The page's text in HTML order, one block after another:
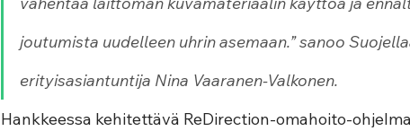
joutumista uudelleen uhrin asemaan.” sanoo
erityisasiantuntija Nina Vaaranen-Valkonen.
Hankkeessa kehitettävä ReDirection-omahoito-